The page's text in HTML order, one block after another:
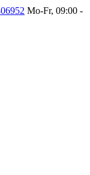
Mo-Fr, 09:00 -